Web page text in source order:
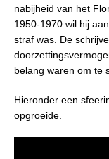
nabijheid van het
1950-1970 wil hij
straf was. De
belang waren om te
Hieronder een
opgroeide.